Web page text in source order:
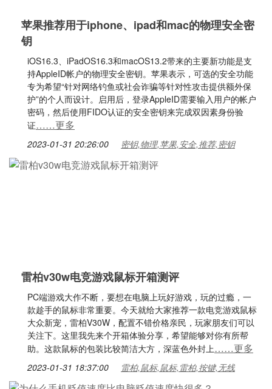
苹果推荐用于iphone、ipad和mac的物理安全密
钥
iOS16.3、iPadOS16.3和macOS13.2带来的主要新功能是支
持AppleID帐户的物理安全密钥。苹果表示，可选的安全功能
专为希望“针对网络钓鱼或社会诈骗等针对性攻击提供额外保
护”的个人而设计。启用后，登录AppleID需要输入用户的帐户
密码，然后使用FIDO认证的安全密钥来完成双因素身份验
证……更多
2023-01-31 20:26:00 密钥,物理,苹果,安全,推荐,密钥
雷柏v30w电竞游戏鼠标开箱测评
PC端游戏大作不断，要想在电脑上玩好游戏，玩的过瘾，一
款趁手的鼠标非常重要。今天就给大家推荐一款电竞游戏鼠标
大众新宠，雷柏V30W，配置不错价格亲民，玩家朋友们可以
关注下。这里我先来个开箱体验分享，希望能够对你有所帮
助。这款鼠标的包装比较简洁大方，深蓝色外封上……更多
2023-01-31 18:37:00 雷柏,鼠标,鼠标,雷柏,按键,无线